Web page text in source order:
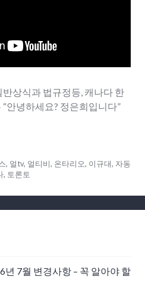
상식과 법규정등, 캐나다 한
안녕하세요? 정은희입니다”
, 얼tv, 얼티비, 온타리오, 이규대, 자동
, 토론토
7월 변경사항 – 꼭 알아야 할